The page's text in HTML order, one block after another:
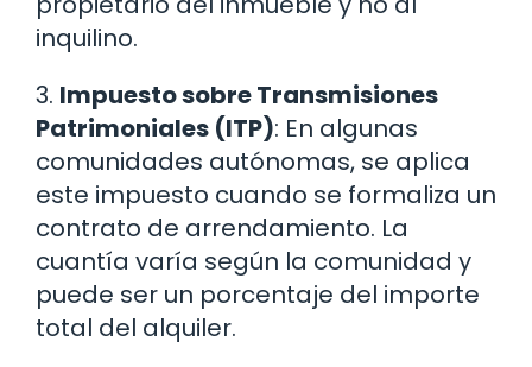
inquilino.
3. Impuesto sobre Transmisiones
Patrimoniales (ITP): En algunas
comunidades autónomas, se aplica
este impuesto cuando se formaliza un
contrato de arrendamiento. La
cuantía varía según la comunidad y
puede ser un porcentaje del importe
total del alquiler.